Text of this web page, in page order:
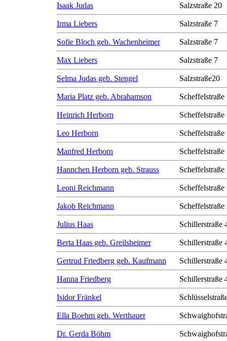
Isaak Judas Salzstraße 20
Irma Liebers Salzstraße 7
Sofie Bloch geb. Wachenheimer Salzstraße 7
Max Liebers Salzstraße 7
Selma Judas geb. Stengel Salzstraße20
Maria Platz geb. Abrahamson Scheffelstraße
Heinrich Herborn Scheffelstraße
Leo Herborn Scheffelstraße
Manfred Herborn Scheffelstraße
Hannchen Herborn geb. Strauss Scheffelstraße
Leoni Reichmann Scheffelstraße
Jakob Reichmann Scheffelstraße
Julius Haas Schillerstraße
Berta Haas geb. Greilsheimer Schillerstraße
Gertrud Friedberg geb. Kaufmann Schillerstraße
Hanna Friedberg Schillerstraße
Isidor Fränkel
Ella Boehm geb. Werthauer
Dr. Gerda Böhm